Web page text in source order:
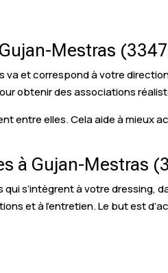
Mestras
va et correspond à votre
obtenir des associations
entre elles. Cela aide à mieux
à Gujan-Mestras
s’intègrent à votre dressing,
et à l’entretien. Le but est